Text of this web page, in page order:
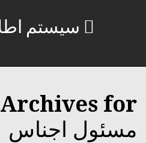
سیستم
for
مسئول اجناس